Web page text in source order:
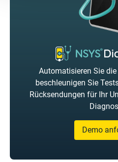
Automatisieren Sie
beschleunigen Sie
Rücksendungen für Ihr
Demo